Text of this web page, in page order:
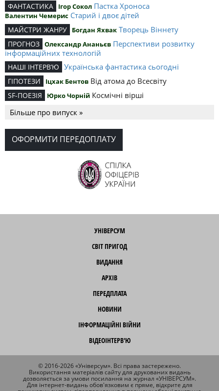
ФАНТАСТИКА Ігор Сокол Пастка Хроноса
Валентин Чемерис Старий і двоє дітей
МАЙСТРИ ЖАНРУ Богдан Яхвак Творець Віннету
ПРОГНОЗ Олександр Ананьєв Перспективи розвитку
інформаційних технологій
НАШІ ІНТЕРВ’Ю Українська фантастика сьогодні
ГІПОТЕЗИ Іцхак Бентов Від атома до Всесвіту
SF-ПОЕЗІЯ Юрко Чорній Космічні вірші
Більше про випуск »
ОФОРМИТИ ПЕРЕДОПЛАТУ
УНІВЕРСУМ
СВІТ ПРИГОД
ВИДАННЯ
АРХІВ
ПЕРЕДПЛАТА
НОВИНИ
ІНФОРМАЦІЙНІ ВІЙНИ
ВІДЕОІНТЕРВ'Ю
© 2016-2026 «Універсум». Всі права застережено.
Використання матеріалів сайту для друкованих видань
дозволяється за умови посилання на журнал «УНІВЕРСУМ».
Для інтернет-видань обов'язковим є пряме, відкрите для